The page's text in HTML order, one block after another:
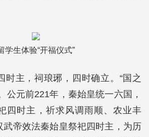
学生体验“开福仪式”
时主，祠琅琊，四时确立。“国之
公元前221年，秦始皇统一六国，
四时主，祈求风调雨顺、农业丰
武帝效法秦始皇祭祀四时主，为历